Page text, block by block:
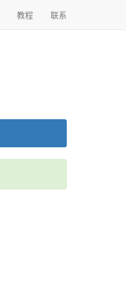
教程 联系